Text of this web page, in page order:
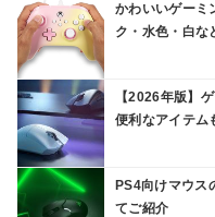
かわいいゲーミ
ク・水色・白な
【2026年版】
便利なアイテム
PS4向けマウス
てご紹介